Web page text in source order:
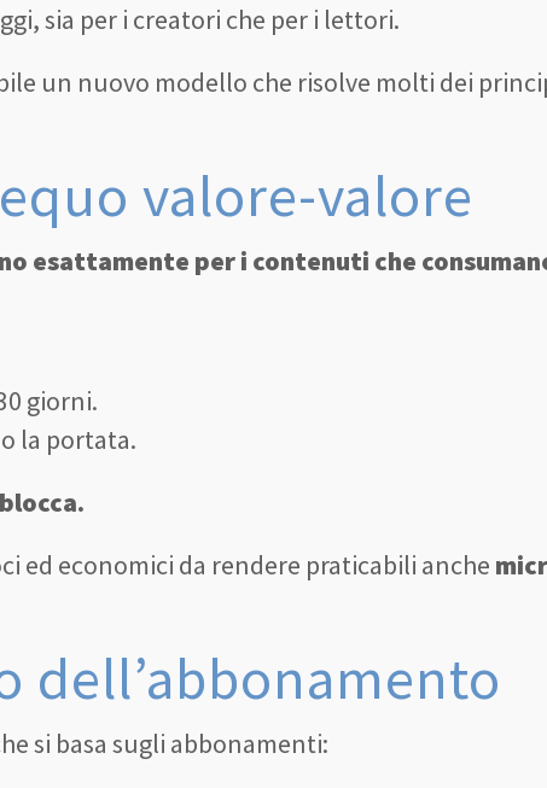
sia per i creatori che per i lettori.
un nuovo modello che risolve molti dei
valore-valore
esattamente per i contenuti che
giorni.
la portata.
ed economici da rendere praticabili anche
dell’abbonamento
si basa sugli abbonamenti: